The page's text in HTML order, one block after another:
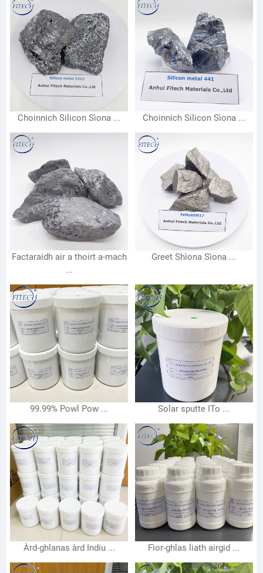
Choinnich Silicon Sìona ... Choinnich Silicon Sìona ...
Factaraidh air a thoirt a-mach
...
Greet Shìona Sìona ...
99.99% Powl Pow ... Solar sputte ITo ...
Àrd-ghlanas àrd Indiu ... Fìor-ghlas liath airgid ...